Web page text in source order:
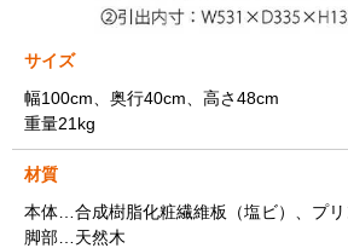
サイズ
幅100cm、奥行40cm、高さ48cm
重量21kg
材質
本体…合成樹脂化粧繊維板（塩ビ）、プリ
脚部…天然木